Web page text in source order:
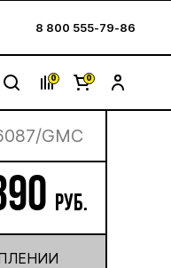
8 800 555-79-86
0 0
GMC
руб.